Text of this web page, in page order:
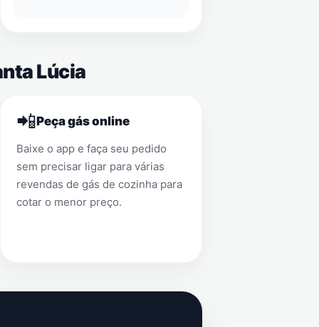
Lúcia
📲Peça gás online
Baixe o app e faça seu pedido
sem precisar ligar para várias
revendas de gás de cozinha para
cotar o menor preço.